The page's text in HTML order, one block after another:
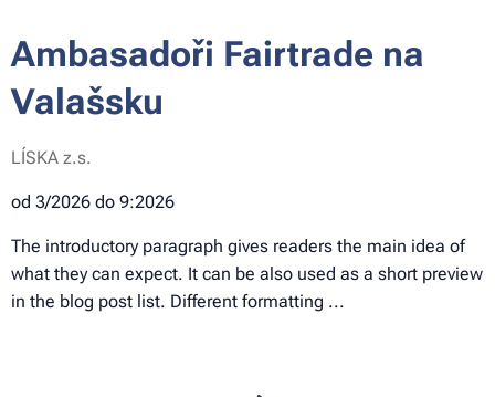
Ambasadoři Fairtrade na
Valašsku
LÍSKA z.s.
od 3/2026 do 9:2026
The introductory paragraph gives readers the main idea of
what they can expect. It can be also used as a short preview
in the blog post list. Different formatting ...